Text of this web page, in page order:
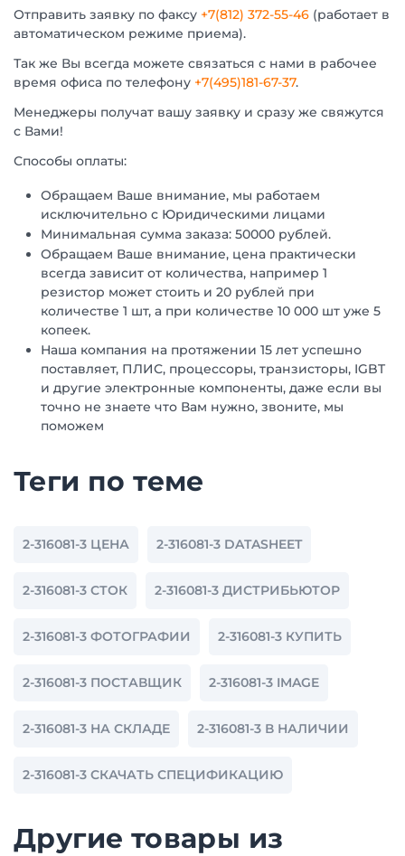
Отправить заявку по факсу +7(812) 372-55-46 (работает в
автоматическом режиме приема).
Так же Вы всегда можете связаться с нами в рабочее
время офиса по телефону +7(495)181-67-37.
Менеджеры получат вашу заявку и сразу же свяжутся
с Вами!
Способы оплаты:
Обращаем Ваше внимание, мы работаем
исключительно с Юридическими лицами
Минимальная сумма заказа: 50000 рублей.
Обращаем Ваше внимание, цена практически
всегда зависит от количества, например 1
резистор может стоить и 20 рублей при
количестве 1 шт, а при количестве 10 000 шт уже 5
копеек.
Наша компания на протяжении 15 лет успешно
поставляет, ПЛИС, процессоры, транзисторы, IGBT
и другие электронные компоненты, даже если вы
точно не знаете что Вам нужно, звоните, мы
поможем
Теги по теме
2-316081-3 ЦЕНА 2-316081-3 DATASHEET
2-316081-3 СТОК 2-316081-3 ДИСТРИБЬЮТОР
2-316081-3 ФОТОГРАФИИ 2-316081-3 КУПИТЬ
2-316081-3 ПОСТАВЩИК 2-316081-3 IMAGE
2-316081-3 НА СКЛАДЕ 2-316081-3 В НАЛИЧИИ
2-316081-3 СКАЧАТЬ СПЕЦИФИКАЦИЮ
Другие товары из